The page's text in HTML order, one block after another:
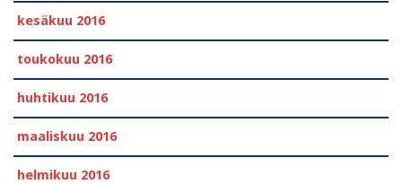
kesäkuu 2016
toukokuu 2016
huhtikuu 2016
maaliskuu 2016
helmikuu 2016